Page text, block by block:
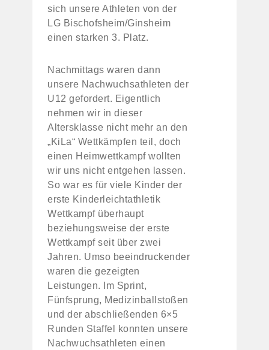
sich unsere Athleten von der
LG Bischofsheim/Ginsheim
einen starken 3. Platz.
Nachmittags waren dann
unsere Nachwuchsathleten der
U12 gefordert. Eigentlich
nehmen wir in dieser
Altersklasse nicht mehr an den
„KiLa“ Wettkämpfen teil, doch
einen Heimwettkampf wollten
wir uns nicht entgehen lassen.
So war es für viele Kinder der
erste Kinderleichtathletik
Wettkampf überhaupt
beziehungsweise der erste
Wettkampf seit über zwei
Jahren. Umso beeindruckender
waren die gezeigten
Leistungen. Im Sprint,
Fünfsprung, Medizinballstoßen
und der abschließenden 6×5
Runden Staffel konnten unsere
Nachwuchsathleten einen